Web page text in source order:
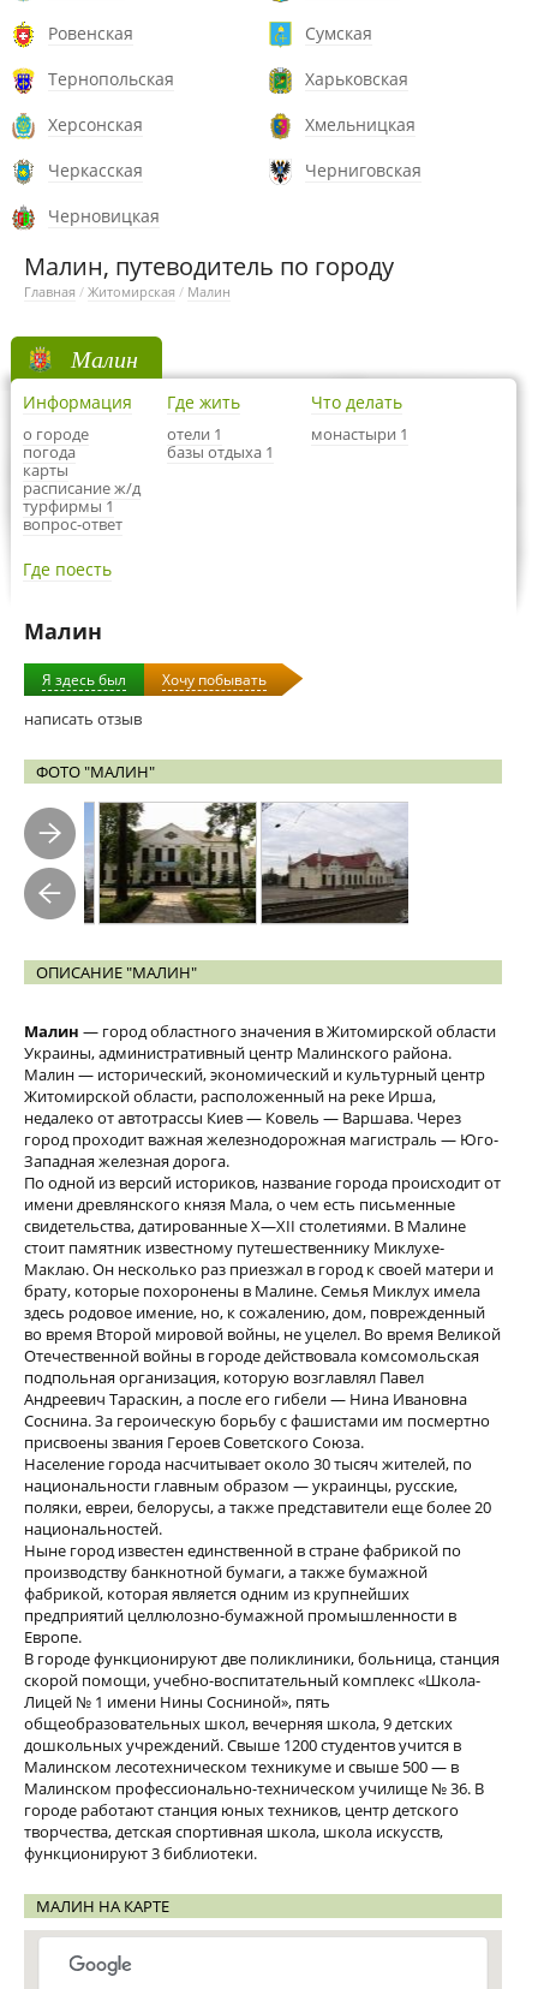
Ровенская
Сумская
Тернопольская
Харьковская
Херсонская
Хмельницкая
Черкасская
Черниговская
Черновицкая
Малин, путеводитель по городу
Главная / Житомирская / Малин
Малин
Информация
о городе
погода
карты
расписание ж/д
турфирмы 1
вопрос-ответ
Где жить
отели 1
базы отдыха 1
Что делать
монастыри 1
Где поесть
Малин
Я здесь был Хочу побывать
написать отзыв
ФОТО "МАЛИН"
ОПИСАНИЕ "МАЛИН"
Малин — город областного значения в Житомирской области
Украины, административный центр Малинского района.
Малин — исторический, экономический и культурный центр
Житомирской области, расположенный на реке Ирша,
недалеко от автотрассы Киев — Ковель — Варшава. Через
город проходит важная железнодорожная магистраль — Юго-
Западная железная дорога.
По одной из версий историков, название города происходит от
имени древлянского князя Мала, о чем есть письменные
свидетельства, датированные X—XII столетиями. В Малине
стоит памятник известному путешественнику Миклухе-
Маклаю. Он несколько раз приезжал в город к своей матери и
брату, которые похоронены в Малине. Семья Миклух имела
здесь родовое имение, но, к сожалению, дом, поврежденный
во время Второй мировой войны, не уцелел. Во время Великой
Отечественной войны в городе действовала комсомольская
подпольная организация, которую возглавлял Павел
Андреевич Тараскин, а после его гибели — Нина Ивановна
Соснина. За героическую борьбу с фашистами им посмертно
присвоены звания Героев Советского Союза.
Население города насчитывает около 30 тысяч жителей, по
национальности главным образом — украинцы, русские,
поляки, евреи, белорусы, а также представители еще более 20
национальностей.
Ныне город известен единственной в стране фабрикой по
производству банкнотной бумаги, а также бумажной
фабрикой, которая является одним из крупнейших
предприятий целлюлозно-бумажной промышленности в
Европе.
В городе функционируют две поликлиники, больница, станция
скорой помощи, учебно-воспитательный комплекс «Школа-
Лицей № 1 имени Нины Сосниной», пять
общеобразовательных школ, вечерняя школа, 9 детских
дошкольных учреждений. Свыше 1200 студентов учится в
Малинском лесотехническом техникуме и свыше 500 — в
Малинском профессионально-техническом училище № 36. В
городе работают станция юных техников, центр детского
творчества, детская спортивная школа, школа искусств,
функционируют 3 библиотеки.
МАЛИН НА КАРТЕ